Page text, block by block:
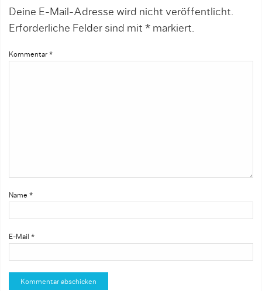
Deine E-Mail-Adresse wird nicht veröffentlicht.
Erforderliche Felder sind mit * markiert.
Kommentar *
Name *
E-Mail *